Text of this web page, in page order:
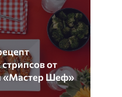
от
«Мастер Шеф»